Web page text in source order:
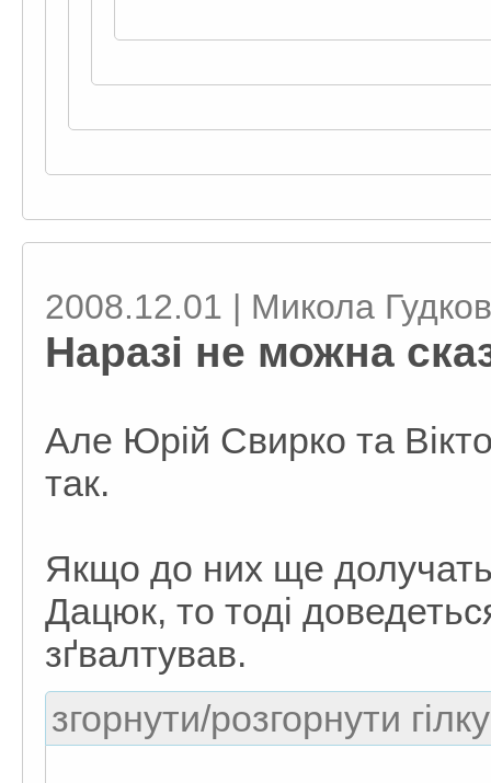
2008.12.01 | Микола
Наразі не можна
Але Юрій Свирко та
так.
Якщо до них ще
Дацюк, то тоді
зґвалтував.
згорнути/розгорнути